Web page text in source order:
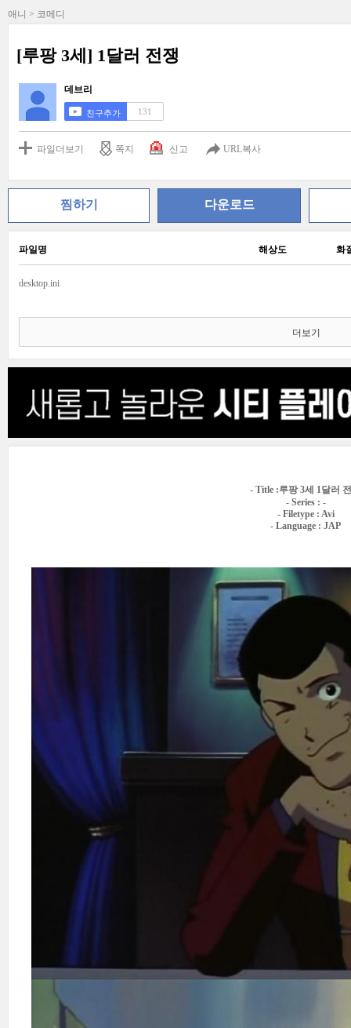
애니 > 코메디
[루팡 3세] 1달러 전쟁
데브리
친구추가 131
파일더보기 쪽지 신고 URL복사
찜하기 다운로드
파일명 해상도 화
desktop.ini
더보기
- Title :루팡 3세 1달러
- Series : -
- Filetype : Avi
- Language : JAP